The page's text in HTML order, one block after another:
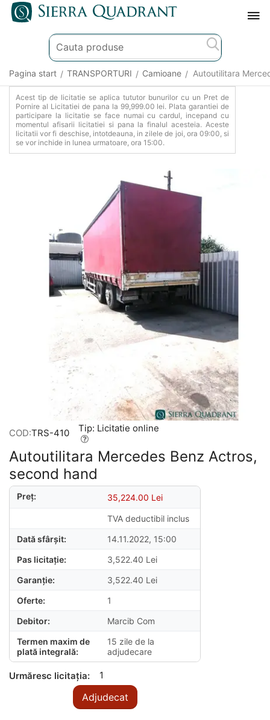
Pagina start / TRANSPORTURI / Camioane / Autoutilitara
Acest tip de licitatie se aplica tututor bunurilor cu un Pret de
Pornire al Licitatiei de pana la 99,999.00 lei. Plata garantiei de
participare la licitatie se face numai cu cardul, incepand cu
momentul afisarii licitatiei si pana la finalul acesteia. Aceste
licitatii vor fi deschise, intotdeauna, in zilele de joi, ora 09:00, si
se vor inchide in lunea urmatoare, ora 15:00.
COD:TRS-410 Tip: Licitatie online
Autoutilitara Mercedes Benz Actros,
second hand
Preț: 35,224.00 Lei
TVA deductibil inclus
Dată sfârșit:
14.11.2022, 15:00
Pas licitație:
3,522.40 Lei
Garanție:
3,522.40 Lei
Oferte:
1
Debitor:
Marcib Com
Termen maxim de
plată integrală:
15 zile de la
adjudecare
Urmăresc licitația: 1
Adjudecat